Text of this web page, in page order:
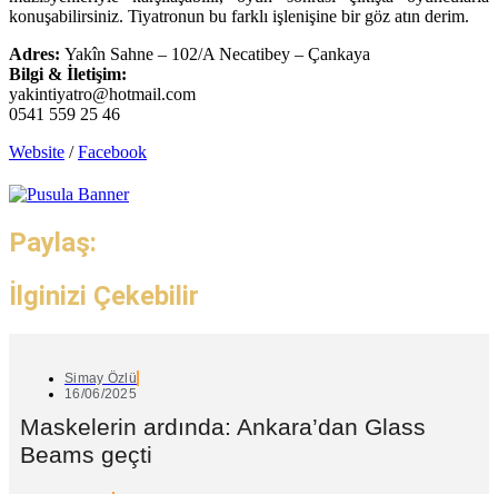
konuşabilirsiniz. Tiyatronun bu farklı işlenişine bir göz atın derim.
Adres: Yakîn Sahne – 102/A Necatibey – Çankaya
Bilgi & İletişim:
yakintiyatro@hotmail.com
0541 559 25 46
Website /Facebook
Paylaş:
İlginizi Çekebilir
Simay Özlü
16/06/2025
Maskelerin ardında: Ankara’dan Glass
Beams geçti